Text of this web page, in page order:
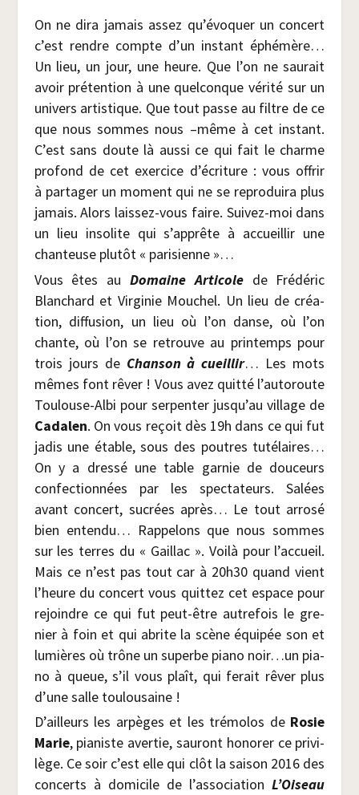
On ne dira jamais assez qu’évoquer un concert
c’est rendre compte d’un ins­tant éphé­mère…
Un lieu, un jour, une heure. Que l’on ne sau­rait
avoir pré­ten­tion à une quel­conque véri­té sur un
uni­vers artis­tique. Que tout passe au filtre de ce
que nous sommes nous –même à cet ins­tant.
C’est sans doute là aus­si ce qui fait le charme
pro­fond de cet exer­cice d’écriture : vous offrir
à par­ta­ger un moment qui ne se repro­dui­ra plus
jamais. Alors lais­sez-vous faire. Sui­vez-moi dans
un lieu inso­lite qui s’apprête à accueillir une
chan­teuse plu­tôt « parisienne »…
Vous êtes au Domaine Arti­colede Fré­dé­ric
Blan­chard et Vir­gi­nie Mou­chel. Un lieu de créa­
tion, dif­fu­sion, un lieu où l’on danse, où l’on
chante, où l’on se retrouve au prin­temps pour
trois jours de Chan­son à cueillir… Les mots
mêmes font rêver ! Vous avez quit­té l’autoroute
Tou­louse-Albi pour ser­pen­ter jusqu’au vil­lage de
Cada­len. On vous reçoit dès 19h dans ce qui fut
jadis une étable, sous des poutres tuté­laires…
On y a dres­sé une table gar­nie de dou­ceurs
confec­tion­nées par les spec­ta­teurs. Salées
avant concert, sucrées après… Le tout arro­sé
bien enten­du… Rap­pe­lons que nous sommes
sur les terres du « Gaillac ». Voi­là pour l’accueil.
Mais ce n’est pas tout car à 20h30 quand vient
l’heure du concert vous quit­tez cet espace pour
rejoindre ce qui fut peut-être autre­fois le gre­
nier à foin et qui abrite la scène équi­pée son et
lumières où trône un superbe pia­no noir…un pia­
no à queue, s’il vous plaît, qui ferait rêver plus
d’une salle toulousaine !
D’ailleurs les arpèges et les tré­mo­los de Rosie
Marie, pia­niste aver­tie, sau­ront hono­rer ce pri­vi­
lège. Ce soir c’est elle qui clôt la sai­son 2016 des
concerts à domi­cile de l’associationL’Oiseau